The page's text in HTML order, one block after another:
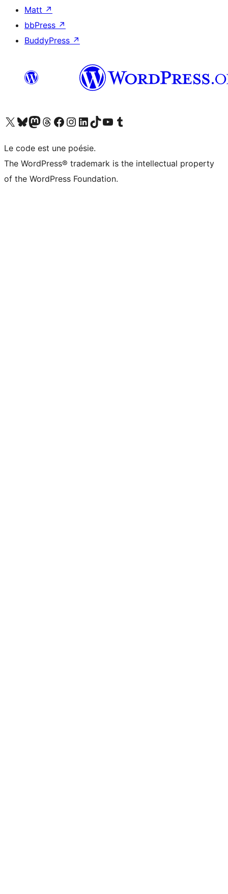
Matt ↗
bbPress ↗
BuddyPress ↗
Visitez notre compte X (précédemment Twitter)
Visiter notre compte Bluesky
Visiter notre compte Mastodon
Visiter notre compte Threads
Consulter notre compte Facebook
Consulter notre compte Instagram
Consulter notre compte LinkedIn
Visiter notre compte TokTok
Visiter notre chaîne YouTube
Visiter notre compte Tumblr
Le code est une poésie.
The WordPress® trademark is the intellectual property
of the WordPress Foundation.